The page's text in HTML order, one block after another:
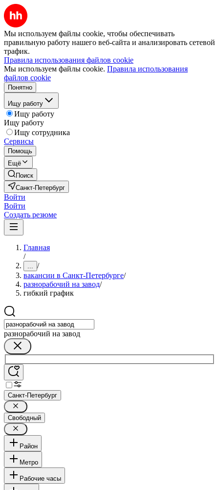
Мы используем файлы cookie, чтобы обеспечивать
правильную работу нашего веб-сайта и анализировать сетевой
трафик.
Правила использования файлов cookie
Мы используем файлы cookie. Правила использования
файлов cookie
Понятно
Ищу работу
Ищу работу
Ищу работу
Ищу сотрудника
Сервисы
Помощь
Ещё
Поиск
Санкт-Петербург
Войти
Войти
Создать резюме
Главная
/
... /
вакансии в Санкт-Петербурге/
разнорабочий на завод/
гибкий график
разнорабочий на завод
Санкт-Петербург
Свободный
Район
Метро
Рабочие часы